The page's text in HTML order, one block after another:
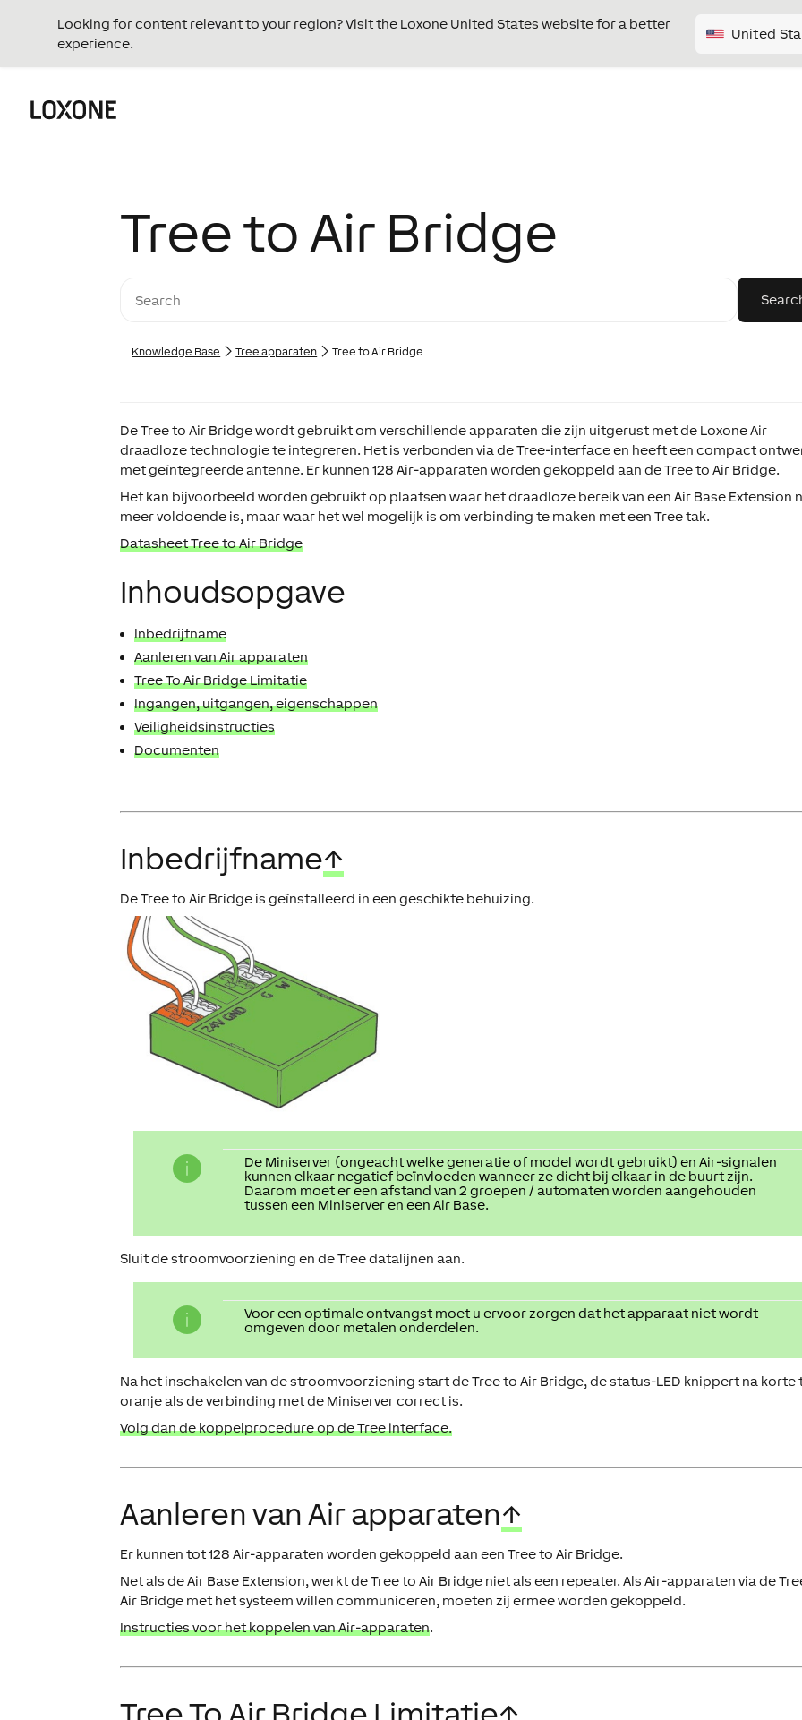
Looking for content relevant to your region? Visit the Loxone United States website for a better
experience.
United
Tree to Air Bridge
Knowledge Base Tree apparaten Tree to Air Bridge
De Tree to Air Bridge wordt gebruikt om verschillende apparaten die zijn uitgerust met de Loxone Air
draadloze technologie te integreren. Het is verbonden via de Tree-interface en heeft een compact
met geïntegreerde antenne. Er kunnen 128 Air-apparaten worden gekoppeld aan de Tree to Air Bridge.
Het kan bijvoorbeeld worden gebruikt op plaatsen waar het draadloze bereik van een Air Base Extension
meer voldoende is, maar waar het wel mogelijk is om verbinding te maken met een Tree tak.
Datasheet Tree to Air Bridge
Inhoudsopgave
Inbedrijfname
Aanleren van Air apparaten
Tree To Air Bridge Limitatie
Ingangen, uitgangen, eigenschappen
Veiligheidsinstructies
Documenten
Inbedrijfname↑
De Tree to Air Bridge is geïnstalleerd in een geschikte behuizing.
De Miniserver (ongeacht welke generatie of model wordt gebruikt) en Air-signalen
kunnen elkaar negatief beïnvloeden wanneer ze dicht bij elkaar in de buurt zijn.
Daarom moet er een afstand van 2 groepen / automaten worden aangehouden
tussen een Miniserver en een Air Base.
Sluit de stroomvoorziening en de Tree datalijnen aan.
Voor een optimale ontvangst moet u ervoor zorgen dat het apparaat niet wordt
omgeven door metalen onderdelen.
Na het inschakelen van de stroomvoorziening start de Tree to Air Bridge, de status-LED knippert na korte
oranje als de verbinding met de Miniserver correct is.
Volg dan de koppelprocedure op de Tree interface.
Aanleren van Air apparaten↑
Er kunnen tot 128 Air-apparaten worden gekoppeld aan een Tree to Air Bridge.
Net als de Air Base Extension, werkt de Tree to Air Bridge niet als een repeater. Als Air-apparaten via de
Air Bridge met het systeem willen communiceren, moeten zij ermee worden gekoppeld.
Instructies voor het koppelen van Air-apparaten.